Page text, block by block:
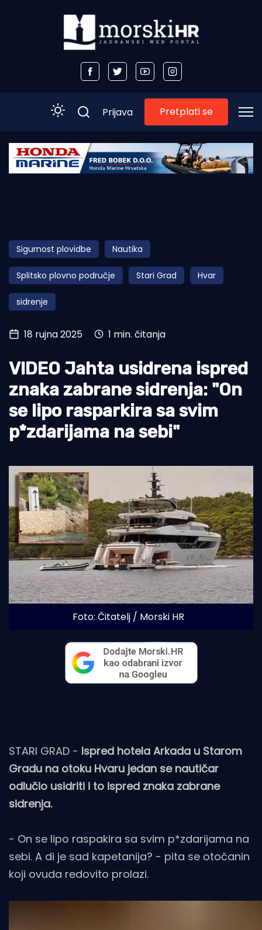
Početna
Obala
Otoci
Turizam i nautika
Pomorstvo
Ribolov
Tradicija i kultura
Prijava Pretplati se
Sigurnost plovidbe Nautika
Splitsko plovno područje Stari Grad Hvar
sidrenje
18 rujna 2025 1 min. čitanja
VIDEO Jahta usidrena ispred
znaka zabrane sidrenja: "On
se lipo rasparkira sa svim
p*zdarijama na sebi"
Foto: Čitatelj / Morski HR
STARI GRAD - Ispred hotela Arkada u Starom
Gradu na otoku Hvaru jedan se nautičar
odlučio usidriti i to ispred znaka zabrane
sidrenja.
- On se lipo raspakira sa svim p*zdarijama na
sebi. A di je sad kapetanija? - pita se otočanin
koji ovuda redovito prolazi.